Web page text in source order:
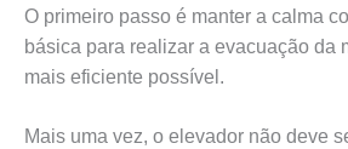
O primeiro passo é manter a calma
básica para realizar a evacuação da
mais eficiente possível.
Mais uma vez, o elevador não deve